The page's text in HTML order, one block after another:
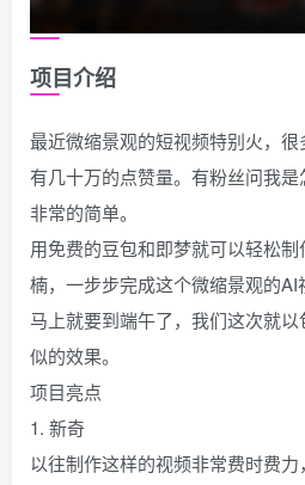
项目介绍
最近微缩景观的短视频特别火，
有几十万的点赞量。有粉丝问我
非常的简单。
用免费的豆包和即梦就可以轻松
楠，一步步完成这个微缩景观的AI
马上就要到端午了，我们这次就
似的效果。
项目亮点
1. 新奇
以往制作这样的视频非常费时费